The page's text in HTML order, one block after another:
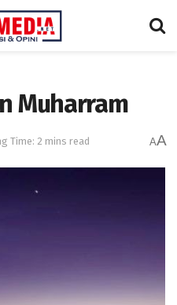
Muharram
Time: 2 mins read AA